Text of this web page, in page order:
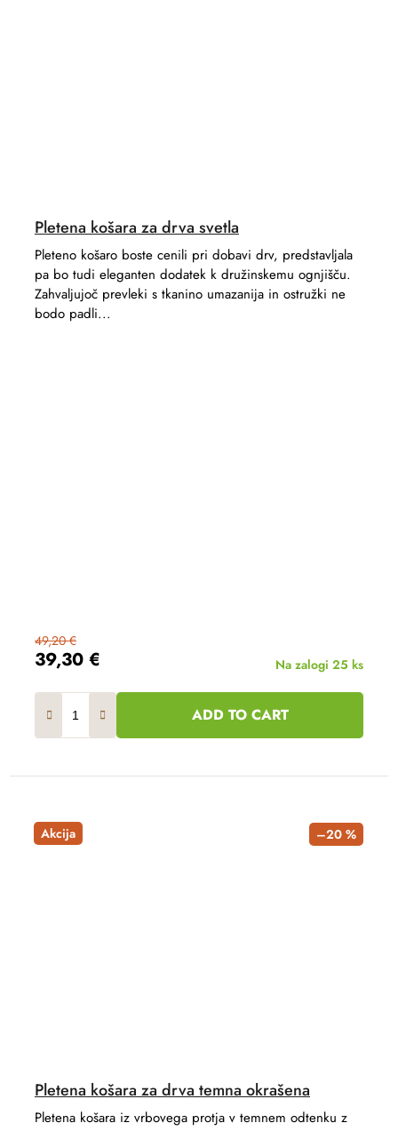
Pletena košara za drva svetla
39,30 €
49,20 €
Na zalogi 25 ks
ADD TO CART
Pleteno košaro boste cenili pri dobavi drv, predstavljala
pa bo tudi eleganten dodatek k družinskemu ognjišču.
Zahvaljujoč prevleki s tkanino umazanija in ostružki ne
bodo padli...
Akcija –20 %
Pletena košara za drva temna okrašena
Pletena košara iz vrbovega protja v temnem odtenku z